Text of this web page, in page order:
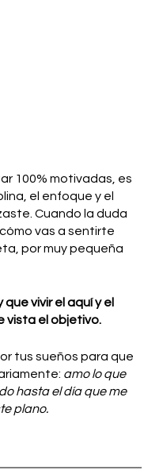
100% motivadas, es
el enfoque y el
Cuando la duda
vas a sentirte
por muy pequeña
vivir el aquí y el
vista el objetivo.
tus sueños para que
amo lo que
hasta el día que me
plano.